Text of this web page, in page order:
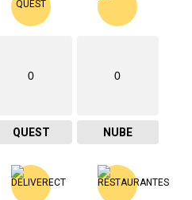
0
QUEST
0
NUBE